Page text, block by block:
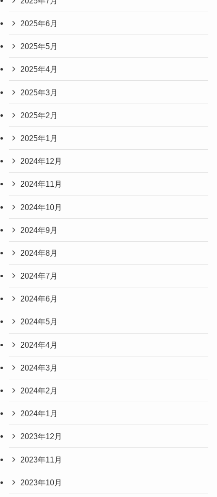
2025年6月
2025年5月
2025年4月
2025年3月
2025年2月
2025年1月
2024年12月
2024年11月
2024年10月
2024年9月
2024年8月
2024年7月
2024年6月
2024年5月
2024年4月
2024年3月
2024年2月
2024年1月
2023年12月
2023年11月
2023年10月